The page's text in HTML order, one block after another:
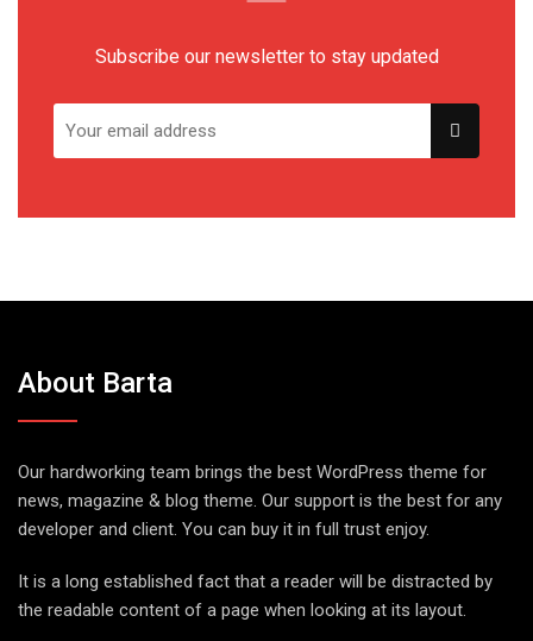
Subscribe our newsletter to stay updated
About Barta
Our hardworking team brings the best WordPress theme for
news, magazine & blog theme. Our support is the best for any
developer and client. You can buy it in full trust enjoy.
It is a long established fact that a reader will be distracted by
the readable content of a page when looking at its layout.